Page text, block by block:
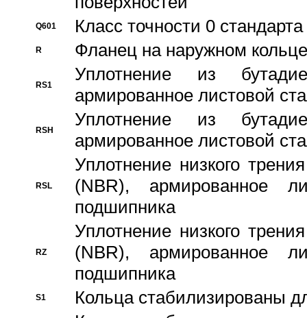
Q601 Класс точности 0
R Фланец на наружном кольце
RS1
Уплотнение из
армированное листовой
RSH
Уплотнение из
армированное листовой
RSL
Уплотнение низкого
(NBR), армированное
подшипника
RZ
Уплотнение низкого
(NBR), армированное
подшипника
S1 Кольца стабилизированы